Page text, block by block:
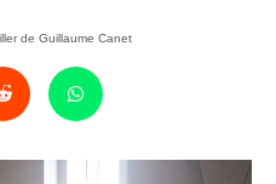
de Guillaume Canet